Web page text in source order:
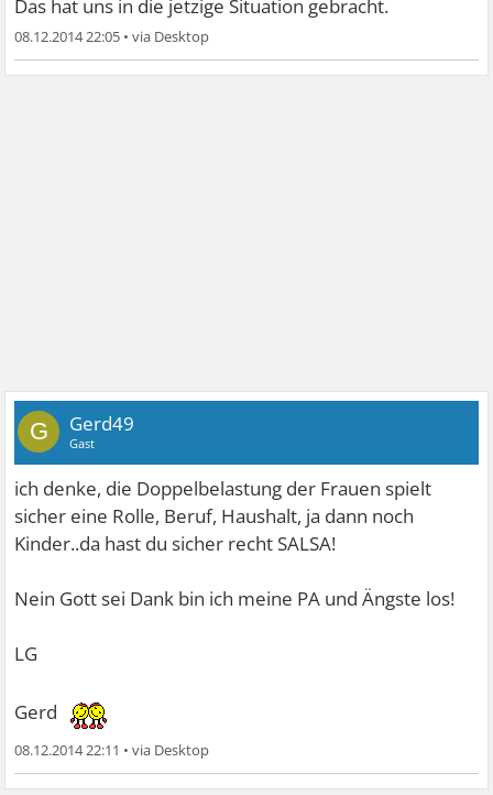
Das hat uns in die jetzige Situation gebracht.
08.12.2014 22:05 •
G Gerd49
Gast
ich denke, die Doppelbelastung der Frauen spielt
sicher eine Rolle, Beruf, Haushalt, ja dann noch
Kinder..da hast du sicher recht SALSA!
Nein Gott sei Dank bin ich meine PA und Ängste los!
LG
Gerd
08.12.2014 22:11 •